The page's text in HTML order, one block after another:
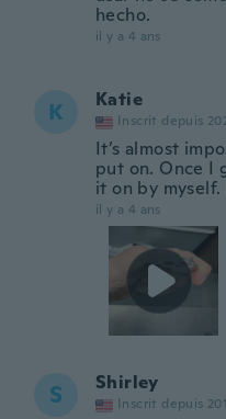
hecho.
il y a 4 ans
K Katie
Inscrit depuis
It’s almost
put on. Once I
it on by
il y a 4 ans
S Shirley
Inscrit depuis